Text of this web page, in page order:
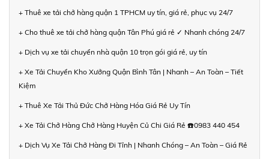
+ Thuê xe tải chở hàng quận 1 TPHCM uy tín, giá rẻ, phục vụ 24/7
+ Cho thuê xe tải chở hàng quận Tân Phú giá rẻ ✓ Nhanh chóng 24/7
+ Dịch vụ xe tải chuyển nhà quận 10 trọn gói giá rẻ, uy tín
+ Xe Tải Chuyển Kho Xưởng Quận Bình Tân | Nhanh – An Toàn – Tiết
Kiệm
+ Thuê Xe Tải Thủ Đức Chở Hàng Hóa Giá Rẻ Uy Tín
+ Xe Tải Chở Hàng Chở Hàng Huyện Củ Chi Giá Rẻ ☎️0983 440 454
+ Dịch Vụ Xe Tải Chở Hàng Đi Tỉnh | Nhanh Chóng – An Toàn – Giá Rẻ